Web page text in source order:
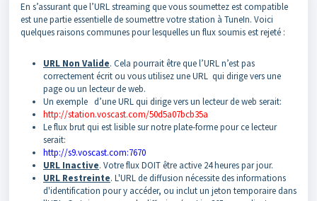
En s’assurant que l’URL streaming que vous soumettez est compatible
est une partie essentielle de soumettre votre station à TuneIn. Voici
quelques raisons communes pour lesquelles un flux soumis est rejeté :
URL Non Valide. Cela pourrait être que l’URL n’est pas
correctement écrit ou vous utilisez une URL qui dirige vers une
page ou un lecteur de web.
Un exemple d’une URL qui dirige vers un lecteur de web serait:
http://station.voscast.com/50d5a07bcb35a
Le flux brut qui est lisible sur notre plate-forme pour ce lecteur
serait:
http://s9.voscast.com:7670
URL Inactive. Votre flux DOIT être active 24 heures par jour.
URL Restreinte. L'URL de diffusion nécessite des informations
d'identification pour y accéder, ou inclut un jeton temporaire dans